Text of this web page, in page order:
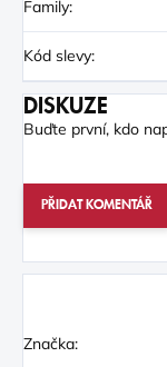
Family:
Kód slevy:
DISKUZE
Buďte první, kdo
PŘIDAT KOMENTÁŘ
Značka: